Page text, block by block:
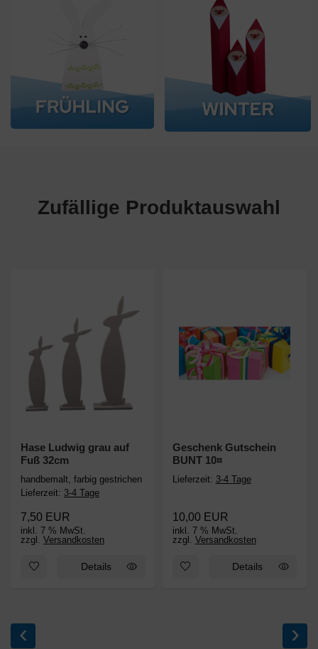
Zufällige Produktauswahl
Hase Ludwig grau auf
Fuß 32cm
handbemalt, farbig gestrichen
Lieferzeit: 3-4 Tage
7,50 EUR
inkl. 7 % MwSt.
zzgl. Versandkosten
Zum Merkzettel hinzufügen: Hase Ludwig grau auf Fuß 32cm
Details
Geschenk Gutschein
BUNT 10¤
Lieferzeit: 3-4 Tage
10,00 EUR
inkl. 7 % MwSt.
zzgl. Versandkosten
Zum Merkzettel hinzufügen:
Details
‹ ›